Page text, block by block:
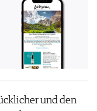
und den